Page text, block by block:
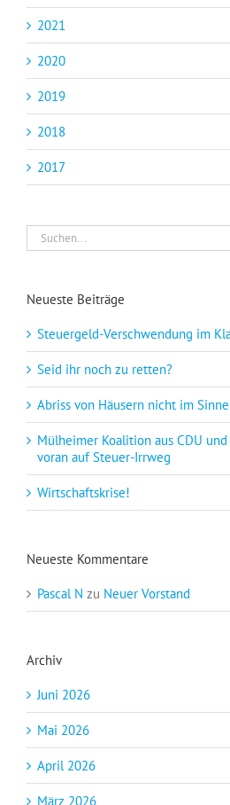
2021
2020
2019
2018
2017
Suche
nach:
Neueste Beiträge
Steuergeld-Verschwendung im
Seid ihr noch zu retten?
Abriss von Häusern nicht im
Mülheimer Koalition aus CDU
voran auf Steuer-Irrweg
Wirtschaftskrise!
Neueste Kommentare
Pascal N zu Neuer Vorstand
Archiv
Juni 2026
Mai 2026
April 2026
März 2026